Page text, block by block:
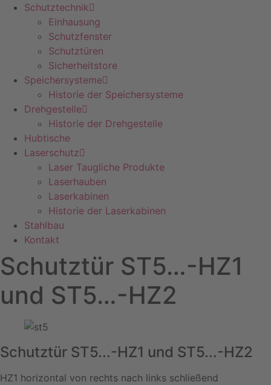
Schutztechnik
Einhausung
Schutzfenster
Schutztüren
Sicherheitstore
Speichersysteme
Historie der Speichersysteme
Drehgestelle
Historie der Drehgestelle
Hubtische
Laserschutz
Laser Taugliche Produkte
Laserhauben
Laserkabinen
Historie der Laserkabinen
Stahlbau
Kontakt
Schutztür ST5…-HZ1
und ST5…-HZ2
Schutztür ST5...-HZ1 und ST5...-HZ2
HZ1 horizontal von rechts nach links schließend